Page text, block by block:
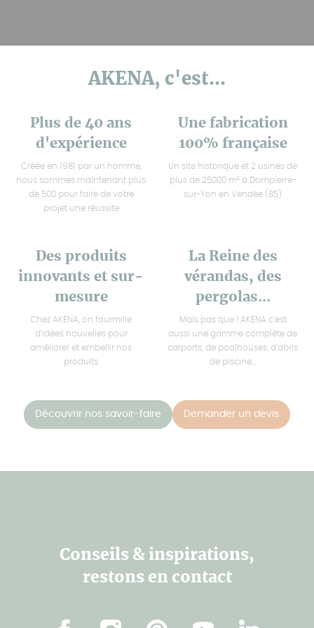
AKENA, c'est...
Plus de 40 ans
d'expérience
Créée en 1981 par un homme,
nous sommes maintenant plus
de 500 pour faire de votre
projet une réussite
Une fabrication
100% française
Un site historique et 2 usines de
plus de 25000 m² à Dompierre-
sur-Yon en Vendée (85)
Des produits
innovants et sur-
mesure
Chez AKENA, on fourmille
d'idées nouvelles pour
améliorer et embellir nos
produits
La Reine des
vérandas, des
pergolas...
Mais pas que ! AKENA c'est
aussi une gamme complète de
carports, de poolhouses, d'abris
de piscine...
Découvrir nos savoir-faire Demander un devis
Conseils & inspirations,
restons en contact